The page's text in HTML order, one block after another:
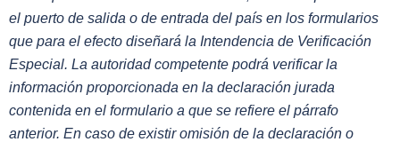
el puerto de salida o de entrada del país en los formularios
que para el efecto diseñará la Intendencia de Verificación
Especial. La autoridad competente podrá verificar la
información proporcionada en la declaración jurada
contenida en el formulario a que se refiere el párrafo
anterior. En caso de existir omisión de la declaración o